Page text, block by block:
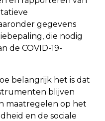
gegevens
die nodig
de COVID-19-
belangrijk het is dat
blijven
maatregelen op het
en de sociale